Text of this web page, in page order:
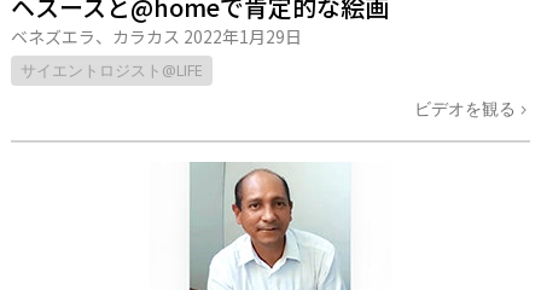
ベネズエラ、カラカス 2022年1月29日
サイエントロジスト@LIFE
ビデオを観る